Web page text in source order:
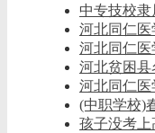
中专技校隶
河北同仁医
河北同仁医
河北贫困县
河北同仁
(中职学校)
孩子没考上